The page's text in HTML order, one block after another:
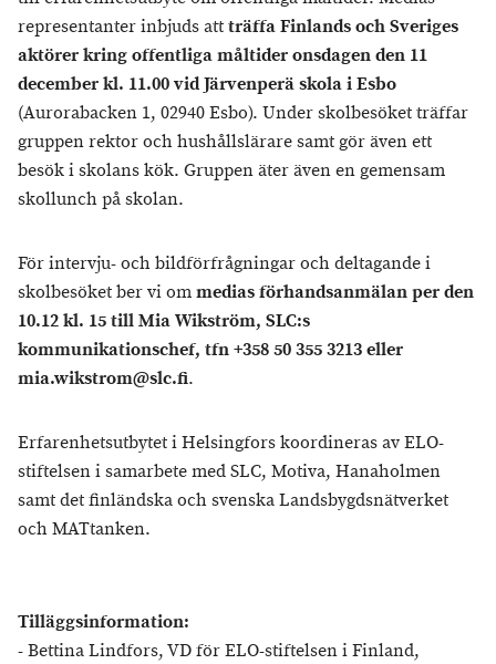
representanter inbjuds attträffa Finlands och Sveriges
aktörer kring offentliga måltider onsdagen den 11
december kl. 11.00 vid Järvenperä skola i Esbo
(Aurorabacken 1, 02940 Esbo). Under skolbesöket träffar
gruppen rektor och hushållslärare samt gör även ett
besök i skolans kök. Gruppen äter även en gemensam
skollunch på skolan.
För intervju- och bildförfrågningar och deltagande i
skolbesöket ber vi ommedias förhandsanmälan per den
10.12 kl. 15 till Mia Wikström, SLC:s
kommunikationschef, tfn +358 50 355 3213 eller
mia.wikstrom@slc.fi.
Erfarenhetsutbytet i Helsingfors koordineras av ELO-
stiftelsen i samarbete med SLC, Motiva, Hanaholmen
samt det finländska och svenska Landsbygdsnätverket
och MATtanken.
Tilläggsinformation:
- Bettina Lindfors, VD för ELO-stiftelsen i Finland,